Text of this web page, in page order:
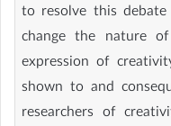
to resolve this
change the nature
expression of
shown to and
researchers of